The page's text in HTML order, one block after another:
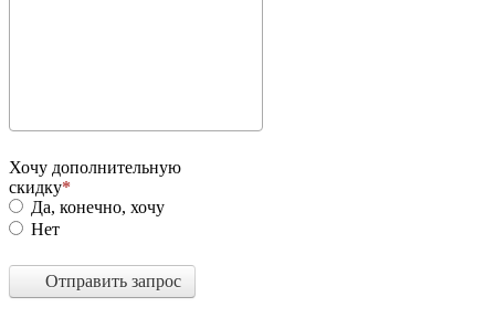
Хочу дополнительную
скидку
Да, конечно, хочу
Нет
Отправить запрос